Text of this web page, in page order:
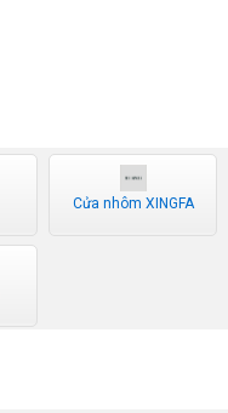
Cửa nhôm XINGFA